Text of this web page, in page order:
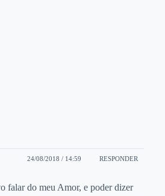
24/08/2018 / 14:59 RESPONDER
falar do meu Amor, e poder dizer